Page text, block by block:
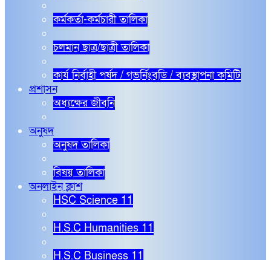
কর্মকর্তা-কর্মচারী তালিকা
চলমান ছাত্র/ছাত্রী তালিকা
কার্য নির্বাহী পর্ষদ / গভর্নিংবডি / ব্যবস্থাপনা কমিটি
প্রশাসন
অধ্যক্ষের জীবনি
অনুষদ
অনুষদ তালিকা
বিষয় তালিকা
অনলাইন ক্লাশ
HSC Science 11
H.S.C Humanities 11
H.S.C Business 11